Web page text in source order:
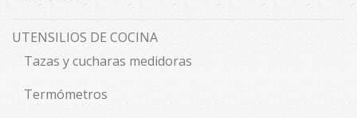
UTENSILIOS DE COCINA
Tazas y cucharas medidoras
Termómetros